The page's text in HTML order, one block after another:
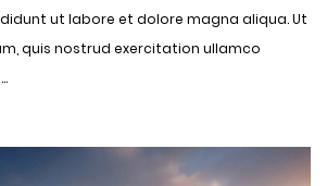
ut labore et dolore magna aliqua. Ut
quis nostrud exercitation ullamco